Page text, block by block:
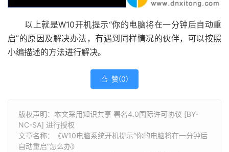
以上就是W10开机提示“你的电脑将在一分钟后自动重
启”的原因及解决办法，有遇到同样情况的伙伴，可以按照
小编描述的方法进行解决。
 赞(0)
版权声明：本文采用知识共享 署名4.0国际许可协议 [BY-
NC-SA] 进行授权
文章名称：《W10电脑系统开机提示“你的电脑将在一分钟后
自动重启”怎么办》